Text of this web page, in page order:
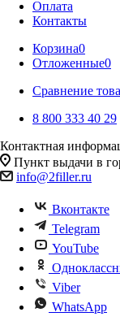
Оплата
Контакты
Корзина0
Отложенные0
Сравнение
8 800 333 40 29
Контактная
Пункт выдачи в
info@2filler.ru
Вконтакте
Telegram
YouTube
Viber
WhatsApp